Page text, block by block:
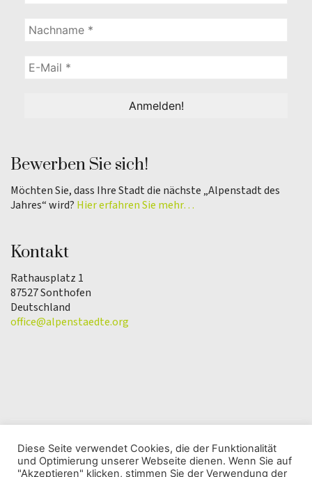
Bewerben Sie sich!
Möchten Sie, dass Ihre Stadt die nächste „Alpenstadt des
Jahres“ wird? Hier erfahren Sie mehr…
Kontakt
Rathausplatz 1
87527 Sonthofen
Deutschland
office@alpenstaedte.org
© Copyright 2025 | Verein Alpenstadt des Jahres |
Diese Seite verwendet Cookies, die der Funktionalität
und Optimierung unserer Webseite dienen. Wenn Sie auf
"Akzeptieren" klicken, stimmen Sie der Verwendung der